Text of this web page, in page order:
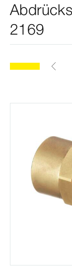
2169
CAD-Dateien